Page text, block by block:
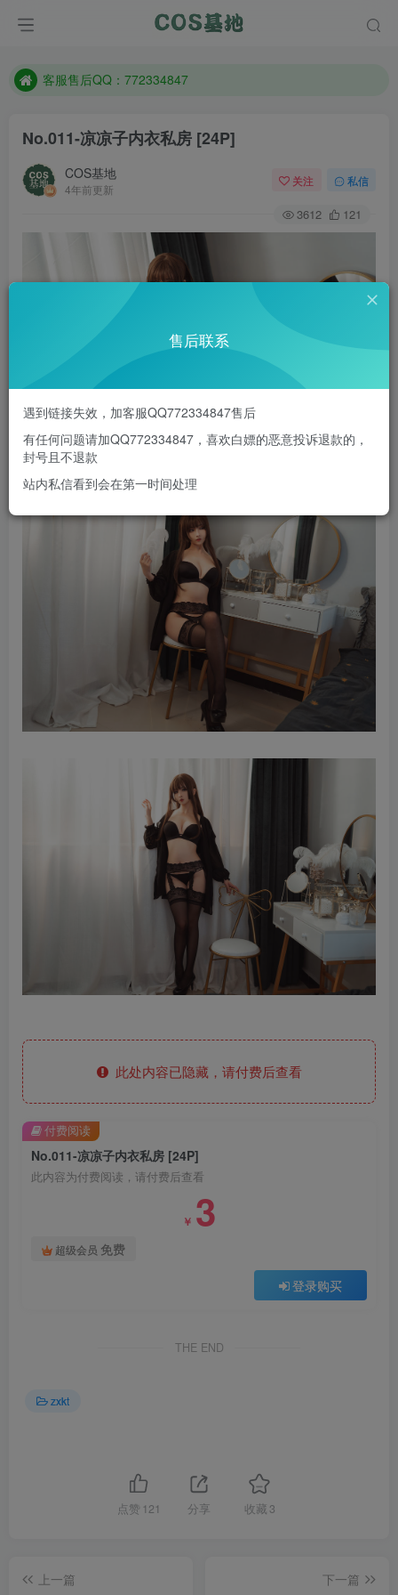
遇到任何问题加客服QQ：772334847
客服售后QQ：772334847
防失联：百度搜索《一七天佳》，实时查看最新站点。
No.011-凉凉子内衣私房 [24P]
COS基地
4年前更新
关注 私信
3612 121
此处内容已隐藏，请付费后查看
No.011-凉凉子内衣私房 [24P]
此内容为付费阅读，请付费后查看
￥ 3
超级会员 免费
登录购买
付费阅读
THE END
zxkt
点赞 121 分享 收藏 3
上一篇 下一篇
售后联系
遇到链接失效，加客服QQ772334847售后
有任何问题请加QQ772334847，喜欢白嫖的恶意投诉退款的，
封号且不退款
站内私信看到会在第一时间处理